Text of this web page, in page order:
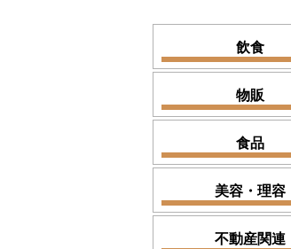
飲食
物販
食品
美容・理容
不動産関連